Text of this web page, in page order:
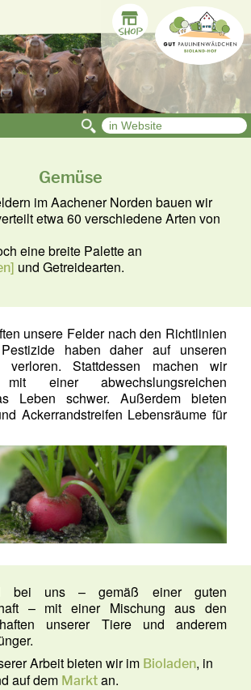
Gemüse
im Aachener Norden bauen wir
etwa 60 verschiedene Arten von
eine breite Palette an
und Getreidearten.
unsere Felder nach den Richtlinien
haben daher auf unseren
verloren. Stattdessen machen wir
mit einer abwechslungsreichen
Leben schwer. Außerdem bieten
Ackerrandstreifen Lebensräume für
bei uns – gemäß einer guten
– mit einer Mischung aus den
unserer Tiere und anderem
Arbeit bieten wir im Bioladen, in
auf dem Markt an.